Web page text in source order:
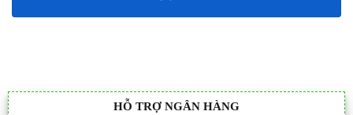
HỖ TRỢ NGÂN HÀNG